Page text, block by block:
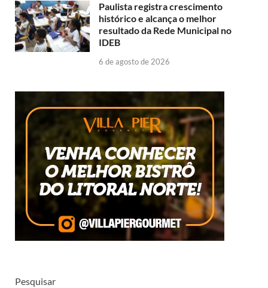
Paulista registra crescimento
histórico e alcança o melhor
resultado da Rede Municipal no
IDEB
6 de agosto de 2026
Pesquisar